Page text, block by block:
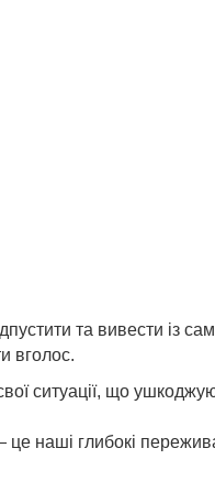
та вивести із
вголос.
ситуації, що
наші глибокі